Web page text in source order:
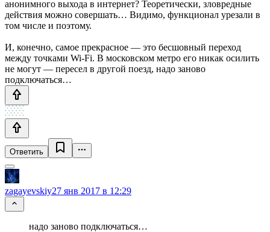
анонимного выхода в интернет? Теоретически, зловредные
действия можно совершать… Видимо, функционал урезали в
том числе и поэтому.
И, конечно, самое прекрасное — это бесшовный переход
между точками Wi-Fi. В московском метро его никак осилить
не могут — пересел в другой поезд, надо заново
подключаться…
Ответить
zagayevskiy27 янв 2017 в 12:29
надо заново подключаться…